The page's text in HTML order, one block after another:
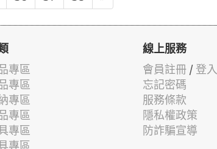
專區
專區
專區
專區
專區
專區
線上服務
會員註冊 / 登入
忘記密碼
服務條款
隱私權政策
防詐騙宣導